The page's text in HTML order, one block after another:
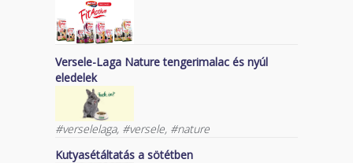
Versele-Laga Nature tengerimalac és nyúl
eledelek
#verselelaga, #versele, #nature
Kutyasétáltatás a sötétben